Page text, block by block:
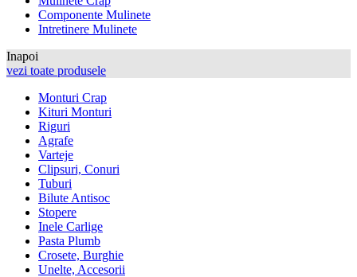
Componente Mulinete
Intretinere Mulinete
Inapoi
vezi toate produsele
Monturi Crap
Kituri Monturi
Riguri
Agrafe
Varteje
Clipsuri, Conuri
Tuburi
Bilute Antisoc
Stopere
Inele Carlige
Pasta Plumb
Crosete, Burghie
Unelte, Accesorii